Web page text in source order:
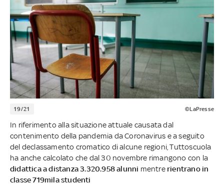
19/21 ©LaPresse
In riferimento alla situazione attuale causata dal
contenimento della pandemia da Coronavirus e a seguito
del declassamento cromatico di alcune regioni, Tuttoscuola
ha anche calcolato che dal 30 novembre rimangono con la
didattica a distanza3.320.958 alunni mentre rientrano in
classe 719mila studenti